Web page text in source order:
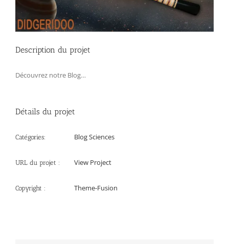
Description du projet
Découvrez notre Blog…
Détails du projet
Catégories: Blog Sciences
URL du projet : View Project
Copyright : Theme-Fusion